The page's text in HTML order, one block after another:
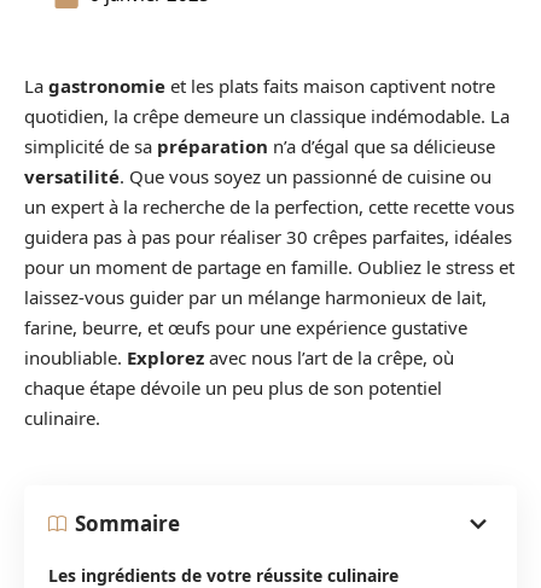
La gastronomie et les plats faits maison captivent notre
quotidien, la crêpe demeure un classique indémodable. La
simplicité de sa préparation n’a d’égal que sa délicieuse
versatilité. Que vous soyez un passionné de cuisine ou
un expert à la recherche de la perfection, cette recette vous
guidera pas à pas pour réaliser 30 crêpes parfaites, idéales
pour un moment de partage en famille. Oubliez le stress et
laissez-vous guider par un mélange harmonieux de lait,
farine, beurre, et œufs pour une expérience gustative
inoubliable. Explorez avec nous l’art de la crêpe, où
chaque étape dévoile un peu plus de son potentiel
culinaire.
Sommaire
Les ingrédients de votre réussite culinaire